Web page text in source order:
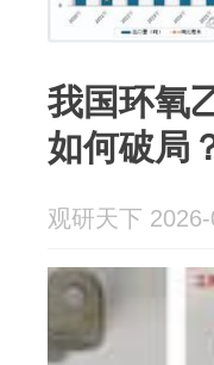
我国环氧
如何破局
观研天下